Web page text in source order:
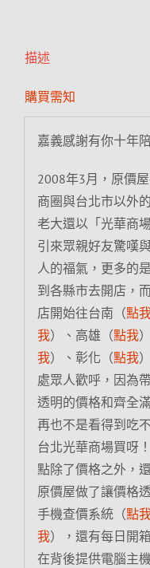
描述
購買需知
嘉義感謝有你十年
2008年3月，原價
商圈與台北市以外
老大還以「光華商
引來眾親好友驚嘆
人的福氣，更多的
到各縣市去開店，
店開始往台南（點
我）、高雄（點我
我）、彰化（點我
處眾人歡呼，因為
透明的價格和齊全
再也不是看得到吃
台北光華商場買呀
點除了價格之外，
原價屋做了讓價格
手機查價系統（點
我），還有每日開
在背後提供電腦主